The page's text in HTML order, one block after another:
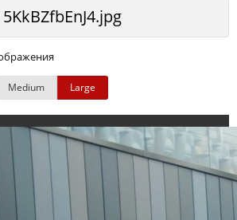
Medium Large